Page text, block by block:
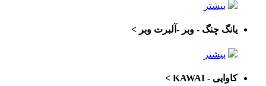
بیشتر
یانگ چنگ - وبر -آلبرت وبر>
بیشتر
کاوایی - KAWAI >